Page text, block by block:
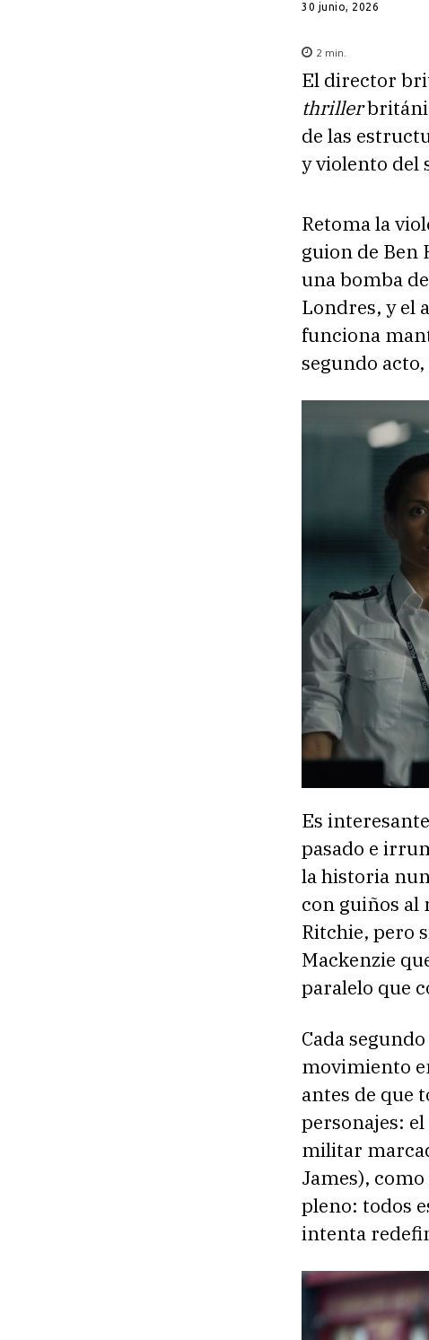
30 junio, 2026
2 min.
El director
thriller
de las
y violento del
Retoma la
guion de Ben
una bomba
Londres, y el
funciona
segundo
Es
pasado e
la historia
con guiños
Ritchie, pero
Mackenzie
paralelo que
Cada
movimiento
antes de que
personajes:
militar
James),
pleno: todos
intenta